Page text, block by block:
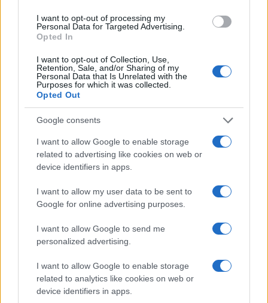
I want to opt-out of processing my
Personal Data for Targeted Advertising.
Opted In
I want to opt-out of Collection, Use,
Retention, Sale, and/or Sharing of my
Personal Data that Is Unrelated with the
Purposes for which it was collected.
Opted Out
Google consents
I want to allow Google to enable storage
related to advertising like cookies on web or
device identifiers in apps.
I want to allow my user data to be sent to
Google for online advertising purposes.
I want to allow Google to send me
personalized advertising.
I want to allow Google to enable storage
related to analytics like cookies on web or
device identifiers in apps.